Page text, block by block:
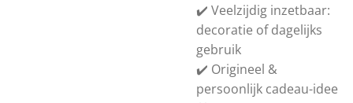
✔️ Veelzijdig inzetbaar:
decoratie of dagelijks
gebruik
✔️ Origineel &
persoonlijk cadeau-idee